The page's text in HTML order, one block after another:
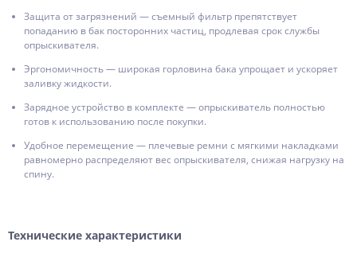
Защита от загрязнений — съемный фильтр препятствует
попаданию в бак посторонних частиц, продлевая срок службы
опрыскивателя.
Эргономичность — широкая горловина бака упрощает и ускоряет
заливку жидкости.
Зарядное устройство в комплекте — опрыскиватель полностью
готов к использованию после покупки.
Удобное перемещение — плечевые ремни с мягкими накладками
равномерно распределяют вес опрыскивателя, снижая нагрузку на
спину.
Технические характеристики